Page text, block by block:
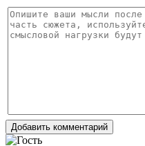
Добавить комментарий